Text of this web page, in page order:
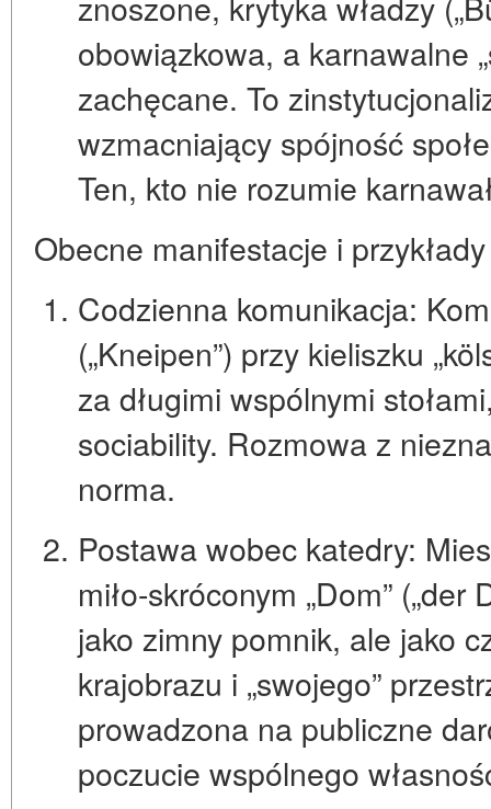
obowiązkowa, a karnawalne
zachęcane. To
wzmacniający spójność
Ten, kto nie rozumie
Obecne manifestacje i przykłady
Codzienna komunikacja:
(„Kneipen”) przy kieliszku
za długimi wspólnymi
sociability. Rozmowa z
norma.
Postawa wobec katedry:
miło-skróconym „Dom”
jako zimny pomnik, ale jako
krajobrazu i „swojego”
prowadzona na publiczne
poczucie wspólnego